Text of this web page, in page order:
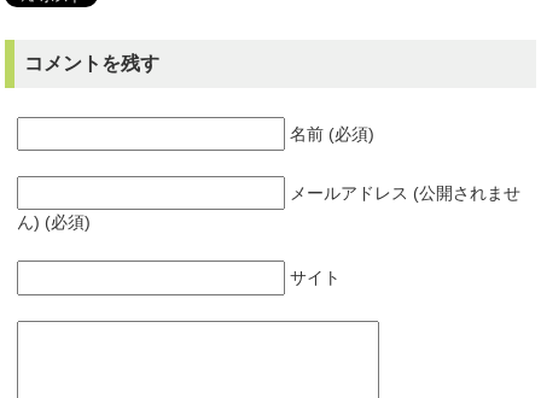
コメントを残す
名前 (必須)
メールアドレス (公開されませ
ん) (必須)
サイト